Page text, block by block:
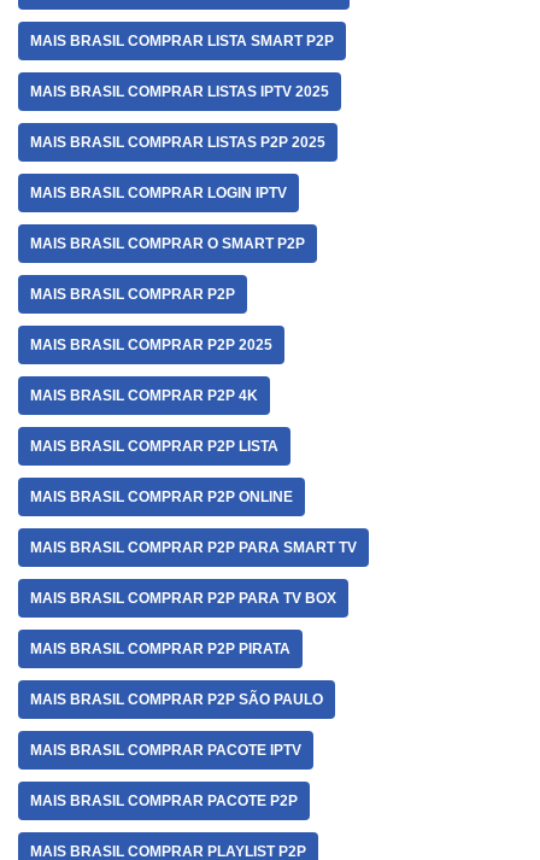
MAIS BRASIL COMPRAR LISTA SMART P2P
MAIS BRASIL COMPRAR LISTAS IPTV 2025
MAIS BRASIL COMPRAR LISTAS P2P 2025
MAIS BRASIL COMPRAR LOGIN IPTV
MAIS BRASIL COMPRAR O SMART P2P
MAIS BRASIL COMPRAR P2P
MAIS BRASIL COMPRAR P2P 2025
MAIS BRASIL COMPRAR P2P 4K
MAIS BRASIL COMPRAR P2P LISTA
MAIS BRASIL COMPRAR P2P ONLINE
MAIS BRASIL COMPRAR P2P PARA SMART TV
MAIS BRASIL COMPRAR P2P PARA TV BOX
MAIS BRASIL COMPRAR P2P PIRATA
MAIS BRASIL COMPRAR P2P SÃO PAULO
MAIS BRASIL COMPRAR PACOTE IPTV
MAIS BRASIL COMPRAR PACOTE P2P
MAIS BRASIL COMPRAR PLAYLIST P2P